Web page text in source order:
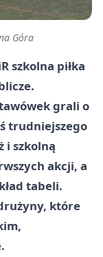
Góra
szkolna piłka
grali o
trudniejszego
i szkolną
akcji, a
tabeli.
które